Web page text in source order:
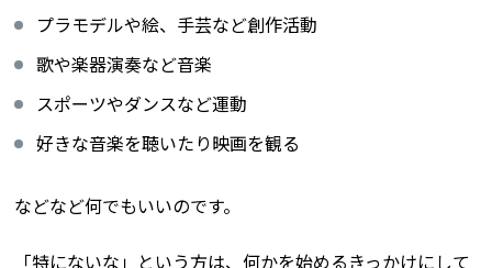
プラモデルや絵、手芸など創作活動
歌や楽器演奏など音楽
スポーツやダンスなど運動
好きな音楽を聴いたり映画を観る
などなど何でもいいのです。
「特にないな」という方は、何かを始めるきっかけにして